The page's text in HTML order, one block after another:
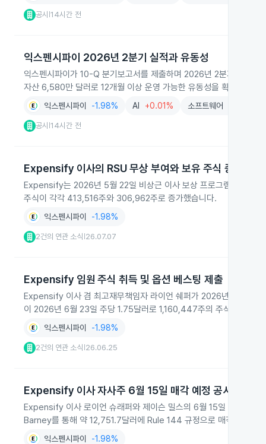
공시 |14시간 전
익스펜시파이 2026년 2분기 실적과 유동성
익스펜시파이가 10-Q 분기보고서를 제출하며 2026년 2분기 매출
자산 6,580만 달러로 12개월 이상 운영 가능한 유동성을 확보했다고
익스펜시파이 -1.98% AI +0.01% 소프트웨어
공시 |14시간 전
Expensify 이사의 RSU 무상 부여와 보유 주식 증가
Expensify는 2026년 5월 22일 비상근 이사 보상 프로그램에 따라
주식이 각각 413,516주와 306,962주로 증가했습니다.
익스펜시파이 -1.98%
2건의 연관 소식 26.07.07
Expensify 임원 주식 취득 및 옵션 베스팅 제출
Expensify 이사 겸 최고재무책임자 라이언 쉐퍼가 2026년 6월 23
이 2026년 6월 23일 주당 1.75달러로 1,160,447주의 주식옵션을
익스펜시파이 -1.98%
2건의 연관 소식 26.06.25
Expensify 이사 자사주 6월 15일 매각 예정 공시
Expensify 이사 로이언 슈래퍼와 제이슨 밀스의 6월 15일 매각 계
Barney를 통해 약 12,751.7달러에 Rule 144 규정으로 매각할 예정
익스펜시파이 -1.98%